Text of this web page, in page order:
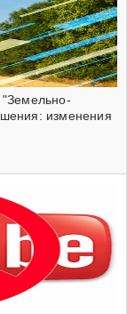
"Земельно-
изменения